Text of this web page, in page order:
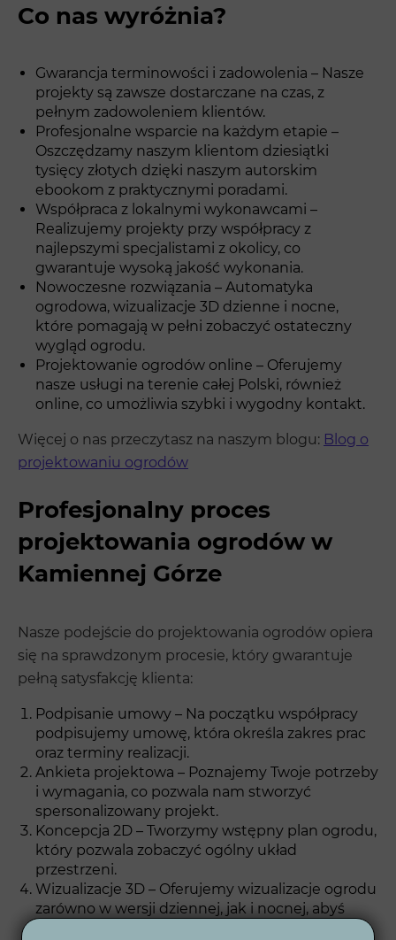
Co nas wyróżnia?
Gwarancja terminowości i zadowolenia – Nasze
projekty są zawsze dostarczane na czas, z
pełnym zadowoleniem klientów.
Profesjonalne wsparcie na każdym etapie –
Oszczędzamy naszym klientom dziesiątki
tysięcy złotych dzięki naszym autorskim
ebookom z praktycznymi poradami.
Współpraca z lokalnymi wykonawcami –
Realizujemy projekty przy współpracy z
najlepszymi specjalistami z okolicy, co
gwarantuje wysoką jakość wykonania.
Nowoczesne rozwiązania – Automatyka
ogrodowa, wizualizacje 3D dzienne i nocne,
które pomagają w pełni zobaczyć ostateczny
wygląd ogrodu.
Projektowanie ogrodów online – Oferujemy
nasze usługi na terenie całej Polski, również
online, co umożliwia szybki i wygodny kontakt.
Więcej o nas przeczytasz na naszym blogu: Blog o
projektowaniu ogrodów
Profesjonalny proces
projektowania ogrodów w
Kamiennej Górze
Nasze podejście do projektowania ogrodów opiera
się na sprawdzonym procesie, który gwarantuje
pełną satysfakcję klienta:
Podpisanie umowy – Na początku współpracy
podpisujemy umowę, która określa zakres prac
oraz terminy realizacji.
Ankieta projektowa – Poznajemy Twoje potrzeby
i wymagania, co pozwala nam stworzyć
spersonalizowany projekt.
Koncepcja 2D – Tworzymy wstępny plan ogrodu,
który pozwala zobaczyć ogólny układ
przestrzeni.
Wizualizacje 3D – Oferujemy wizualizacje ogrodu
zarówno w wersji dziennej, jak i nocnej, abyś